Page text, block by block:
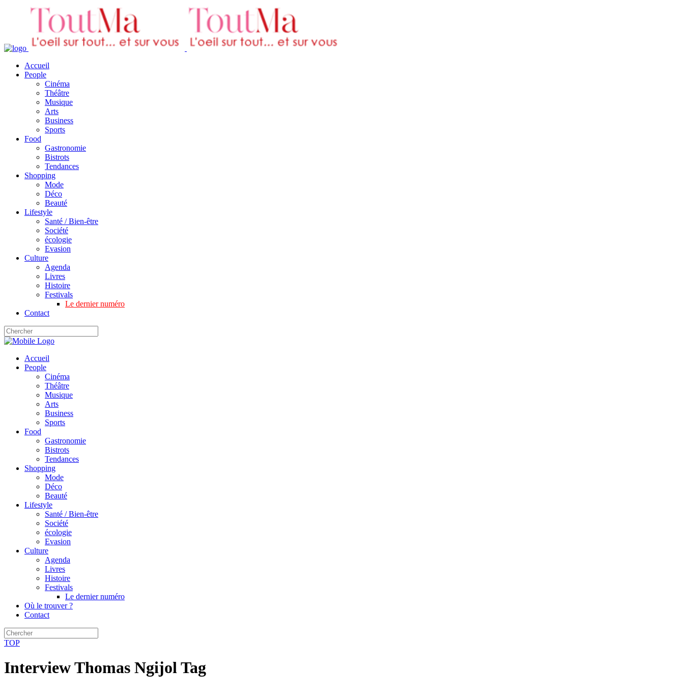
Accueil
People
Cinéma
Théâtre
Musique
Arts
Business
Sports
Food
Gastronomie
Bistrots
Tendances
Shopping
Mode
Déco
Beauté
Lifestyle
Santé / Bien-être
Société
écologie
Evasion
Culture
Agenda
Livres
Histoire
Festivals
Le dernier numéro
Contact
Accueil
People
Cinéma
Théâtre
Musique
Arts
Business
Sports
Food
Gastronomie
Bistrots
Tendances
Shopping
Mode
Déco
Beauté
Lifestyle
Santé / Bien-être
Société
écologie
Evasion
Culture
Agenda
Livres
Histoire
Festivals
Le dernier numéro
Où le trouver ?
Contact
TOP
Interview Thomas Ngijol Tag